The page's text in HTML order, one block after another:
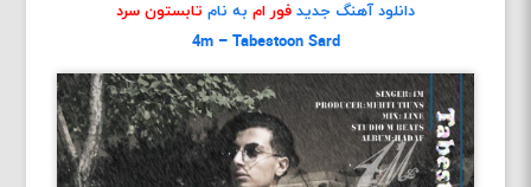
دانلود آهنگ جدید فور ام به نام تابستون سرد
4m – Tabestoon Sard